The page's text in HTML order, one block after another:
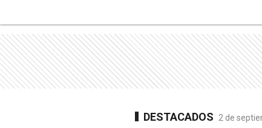
DESTACADOS 2 de